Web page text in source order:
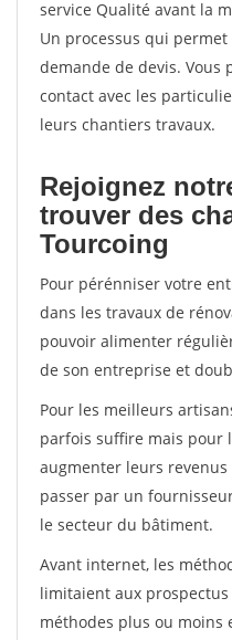
service Qualité avant la
Un processus qui
demande de devis. Vous
contact avec les
leurs chantiers travaux.
Rejoignez
trouver des
Tourcoing
Pour pérénniser votre
dans les travaux de
pouvoir alimenter
de son entreprise et
Pour les meilleurs
parfois suffire mais pour
augmenter leurs
passer par un
le secteur du bâtiment.
Avant internet, les
limitaient aux
méthodes plus ou moins